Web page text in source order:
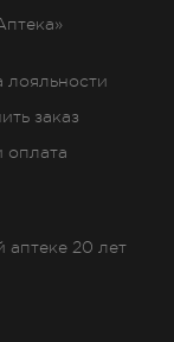
лояльности
заказ
оплата
аптеке 20 лет